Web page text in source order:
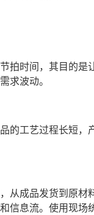
拍时间，其目的是
求波动。
的工艺过程长短，
从成品发货到原材
信息流。使用现场